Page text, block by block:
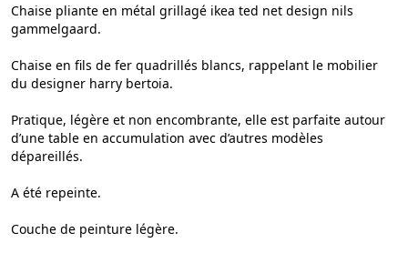
Chaise pliante en métal grillagé ikea ted net design nils
gammelgaard.
Chaise en fils de fer quadrillés blancs, rappelant le mobilier
du designer harry bertoia.
Pratique, légère et non encombrante, elle est parfaite autour
d’une table en accumulation avec d’autres modèles
dépareillés.
A été repeinte.
Couche de peinture légère.